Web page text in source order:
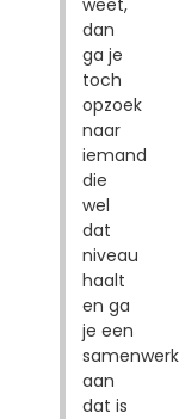
dan
ga je
toch
opzoek
naar
iemand
die
wel
dat
niveau
haalt
en ga
je een
aan
dat is